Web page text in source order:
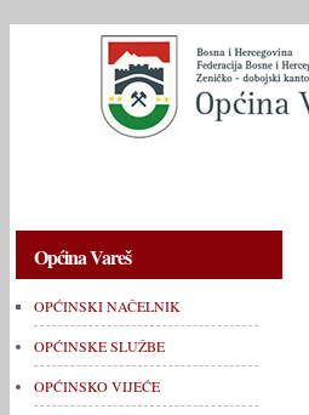
Općina Vareš
OPĆINSKI NAČELNIK
OPĆINSKE SLUŽBE
OPĆINSKO VIJEĆE